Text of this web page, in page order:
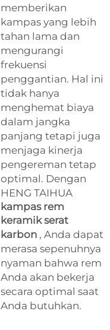
memberikan
kampas yang lebih
tahan lama dan
mengurangi
frekuensi
penggantian. Hal ini
tidak hanya
menghemat biaya
dalam jangka
panjang tetapi juga
menjaga kinerja
pengereman tetap
optimal. Dengan
HENG TAIHUA
kampas rem
keramik serat
karbon , Anda dapat
merasa sepenuhnya
nyaman bahwa rem
Anda akan bekerja
secara optimal saat
Anda butuhkan.